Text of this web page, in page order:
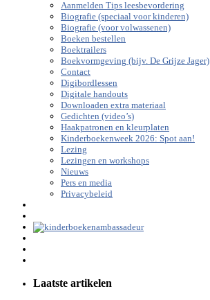
Aanmelden Tips leesbevordering
Biografie (speciaal voor kinderen)
Biografie (voor volwassenen)
Boeken bestellen
Boektrailers
Boekvormgeving (bijv. De Grijze Jager)
Contact
Digibordlessen
Digitale handouts
Downloaden extra materiaal
Gedichten (video’s)
Haakpatronen en kleurplaten
Kinderboekenweek 2026: Spot aan!
Lezing
Lezingen en workshops
Nieuws
Pers en media
Privacybeleid
Laatste artikelen